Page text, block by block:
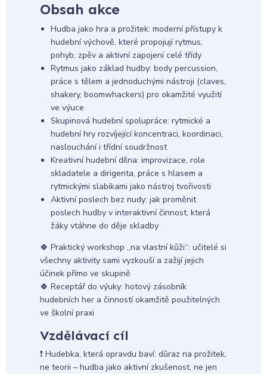
Obsah akce
Hudba jako hra a prožitek: moderní přístupy k
hudební výchově, které propojují rytmus,
pohyb, zpěv a aktivní zapojení celé třídy
Rytmus jako základ hudby: body percussion,
práce s tělem a jednoduchými nástroji (claves,
shakery, boomwhackers) pro okamžité využití
ve výuce
Skupinová hudební spolupráce: rytmické a
hudební hry rozvíjející koncentraci, koordinaci,
naslouchání i třídní soudržnost
Kreativní hudební dílna: improvizace, role
skladatele a dirigenta, práce s hlasem a
rytmickými slabikami jako nástroj tvořivosti
Aktivní poslech bez nudy: jak proměnit
poslech hudby v interaktivní činnost, která
žáky vtáhne do děje skladby
🍀 Praktický workshop „na vlastní kůži“: učitelé si
všechny aktivity sami vyzkouší a zažijí jejich
účinek přímo ve skupině
🍀 Receptář do výuky: hotový zásobník
hudebních her a činností okamžitě použitelných
ve školní praxi
Vzdělávací cíl
❗ Hudebka, která opravdu baví: důraz na prožitek,
ne teorii – hudba jako aktivní zkušenost, ne jen